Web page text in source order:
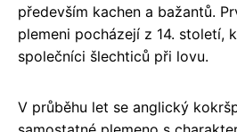
především kachen a bažantů.
plemeni pocházejí z 14. století,
společníci šlechticů při lovu.
V průběhu let se anglický